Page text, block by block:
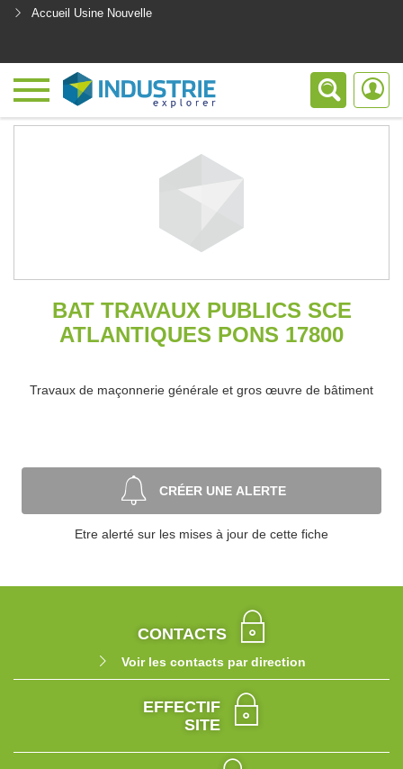
Accueil Usine Nouvelle
BAT TRAVAUX PUBLICS SCE
ATLANTIQUES PONS 17800
Travaux de maçonnerie générale et gros œuvre de bâtiment
CRÉER UNE ALERTE
Etre alerté sur les mises à jour de cette fiche
CONTACTS
Voir les contacts par direction
EFFECTIF
SITE